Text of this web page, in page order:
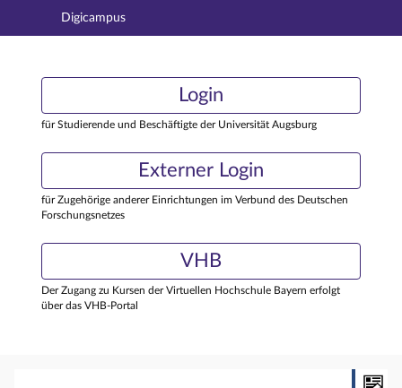
Hauptnavigation
Externer Login
Digicampus
Login
für Studierende und Beschäftigte der Universität Augsburg
Externer Login
für Zugehörige anderer Einrichtungen im Verbund des Deutschen
Forschungsnetzes
VHB
Der Zugang zu Kursen der Virtuellen Hochschule Bayern erfolgt
über das VHB-Portal